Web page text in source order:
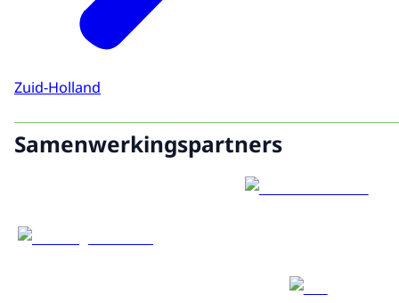
Zuid-Holland
Samenwerkingspartners